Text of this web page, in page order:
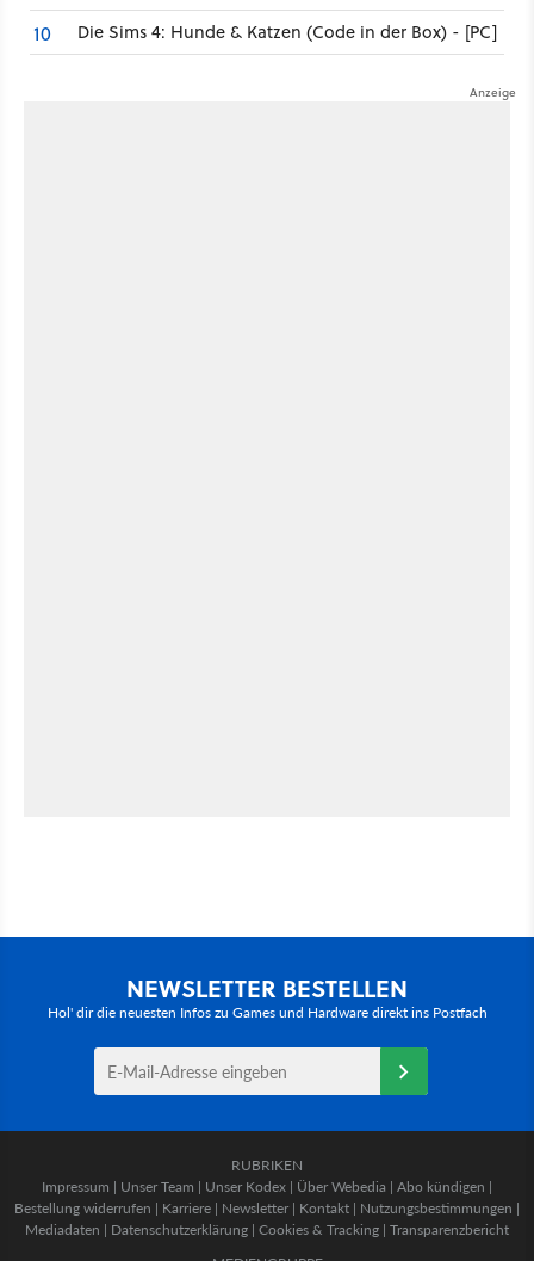
10 Die Sims 4: Hunde & Katzen (Code in der Box) - [PC]
NEWSLETTER BESTELLEN
Hol' dir die neuesten Infos zu Games und Hardware direkt ins Postfach
RUBRIKEN
Impressum | Unser Team | Unser Kodex | Über Webedia | Abo kündigen |
Bestellung widerrufen | Karriere | Newsletter | Kontakt | Nutzungsbestimmungen |
Mediadaten | Datenschutzerklärung | Cookies & Tracking | Transparenzbericht